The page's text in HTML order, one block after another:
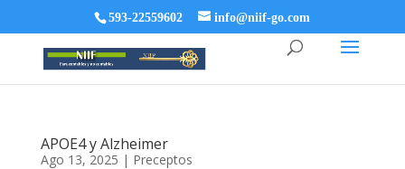
593-22559602 info@niif-go.com
APOE4 y Alzheimer
Ago 13, 2025 | Preceptos